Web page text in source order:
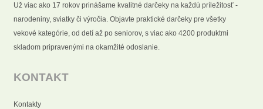
Už viac ako 17 rokov prinášame kvalitné darčeky na každú príležitosť -
narodeniny, sviatky či výročia. Objavte praktické darčeky pre všetky
vekové kategórie, od detí až po seniorov, s viac ako 4200 produktmi
skladom pripravenými na okamžité odoslanie.
KONTAKT
Kontakty